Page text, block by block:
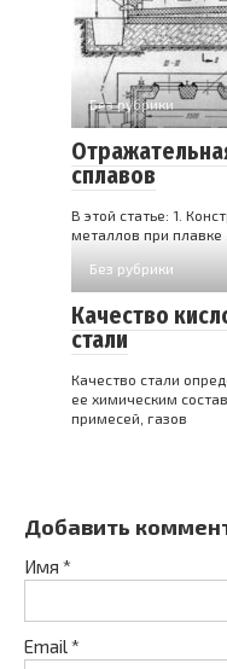
Без рубрики
сплавов
В этой статье: 1.
металлов при
Без рубрики
Качество
стали
Качество стали
ее химическим
примесей, газов
Добавить
Имя *
Email*